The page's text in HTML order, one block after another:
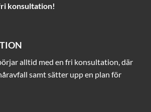
konsultation!
alltid med en fri konsultation, där
samt sätter upp en plan för